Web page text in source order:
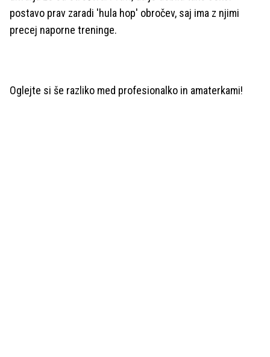
postavo prav zaradi 'hula hop' obročev, saj ima z njimi
precej naporne treninge.
Oglejte si še razliko med profesionalko in amaterkami!